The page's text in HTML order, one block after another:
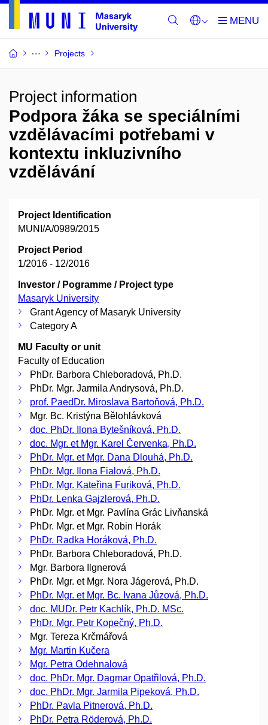
Projects
Project information
Podpora žáka se speciálními
vzdělávacími potřebami v
kontextu inkluzivního
vzdělávání
Project Identification
MUNI/A/0989/2015
Project Period
1/2016 - 12/2016
Investor / Pogramme / Project type
Masaryk University
Grant Agency of Masaryk University
Category A
MU Faculty or unit
Faculty of Education
PhDr. Barbora Chleboradová, Ph.D.
PhDr. Mgr. Jarmila Andrysová, Ph.D.
prof. PaedDr. Miroslava Bartoňová, Ph.D.
Mgr. Bc. Kristýna Bělohlávková
doc. PhDr. Ilona Bytešníková, Ph.D.
doc. Mgr. et Mgr. Karel Červenka, Ph.D.
PhDr. Mgr. et Mgr. Dana Dlouhá, Ph.D.
PhDr. Mgr. Ilona Fialová, Ph.D.
PhDr. Mgr. Kateřina Furiková, Ph.D.
PhDr. Lenka Gajzlerová, Ph.D.
PhDr. Mgr. et Mgr. Pavlína Grác Livňanská
PhDr. Mgr. et Mgr. Robin Horák
PhDr. Radka Horáková, Ph.D.
PhDr. Barbora Chleboradová, Ph.D.
Mgr. Barbora Ilgnerová
PhDr. Mgr. et Mgr. Nora Jágerová, Ph.D.
PhDr. Mgr. et Mgr. Bc. Ivana Jůzová, Ph.D.
doc. MUDr. Petr Kachlík, Ph.D. MSc.
PhDr. Mgr. Petr Kopečný, Ph.D.
Mgr. Tereza Krčmářová
Mgr. Martin Kučera
Mgr. Petra Odehnalová
doc. PhDr. Mgr. Dagmar Opatřilová, Ph.D.
doc. PhDr. Mgr. Jarmila Pipeková, Ph.D.
PhDr. Pavla Pitnerová, Ph.D.
PhDr. Petra Röderová, Ph.D.